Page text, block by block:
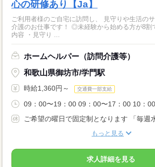
心の研修あり【Ja】
ご利用者様のご自宅に訪問し、 見守りや生活の
介護のお仕事です！ ◎未経験から始める方が8割です！ ▼具体的な
内容 ・見守り ...
ホームヘルパー（訪問介護等）
和歌山県御坊市/学門駅
時給1,360円～ 交通費一部支給
09：00〜19：00 09：00〜17：00 10：00
ご希望の曜日で固定制となります 「毎週
もっと見る
求人詳細を見る